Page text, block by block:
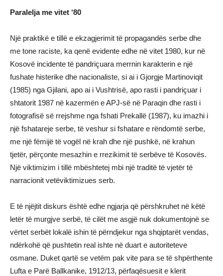
Paralelja me vitet ‘80
Një praktikë e tillë e ekzagjerimit të propagandës serbe dhe
me tone raciste, ka qenë evidente edhe në vitet 1980, kur në
Kosovë incidente të pandriçuara merrnin karakterin e një
fushate histerike dhe nacionaliste, si ai i Gjorgje Martinoviqit
(1985) nga Gjilani, apo ai i Vushtrisë, apo rasti i pandriçuar i
shtatorit 1987 në kazermën e APJ-së në Paraqin dhe rasti i
fotografisë së rrejshme nga fshati Prekallë (1987), ku imazhi i
një fshatareje serbe, të veshur si fshatare e rëndomtë serbe,
me një fëmijë të vogël në krah dhe një pushkë, në krahun
tjetër, përçonte mesazhin e rrezikimit të serbëve të Kosovës.
Një viktimizim i tillë mbështetej mbi një traditë të vjetër të
narracionit vetëviktimizues serb.
E të njëjtit diskurs është edhe ngjarja që përshkruhet në këtë
letër të murgjve serbë, të cilët me asgjë nuk dokumentojnë se
vërtet serbët lokalë ishin të përndjekur nga shqiptarët vendas,
ndërkohë që pushtetin real ishte në duart e autoriteteve
osmane. Duket qartë se vetëm pak vite para se të shpërthente
Lufta e Parë Ballkanike, 1912/13, përfaqësuesit e klerit